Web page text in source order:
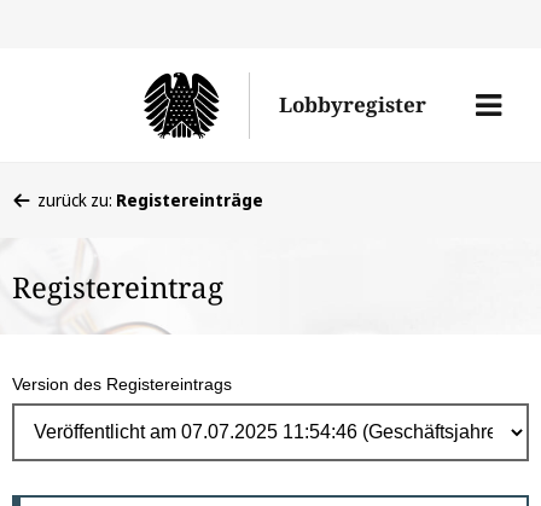
Lobbyregister
Menü
befinden
hier:
zurück zu: Registereinträge
Registereintrag
Version des Registereintrags